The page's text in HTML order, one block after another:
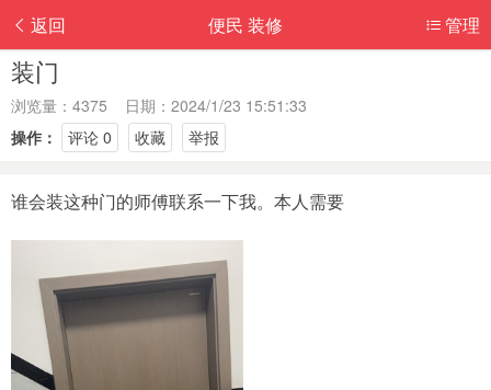
返回 管理
便民 装修
装门
浏览量：4375 日期：2024/1/23 15:51:33
操作：
评论 0 收藏 举报
谁会装这种门的师傅联系一下我。本人需要